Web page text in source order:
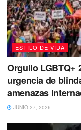
ESTILO DE VIDA
Orgullo LGBTQ+
urgencia de
amenazas
JUNIO 27, 2026